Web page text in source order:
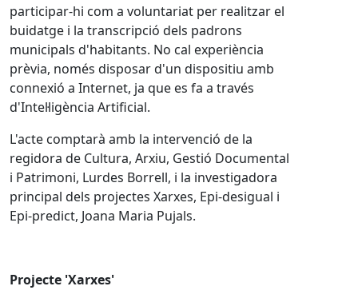
participar-hi com a voluntariat per realitzar el
buidatge i la transcripció dels padrons
municipals d'habitants. No cal experiència
prèvia, només disposar d'un dispositiu amb
connexió a Internet, ja que es fa a través
d'Intel·ligència Artificial.
L'acte comptarà amb la intervenció de la
regidora de Cultura, Arxiu, Gestió Documental
i Patrimoni, Lurdes Borrell, i la investigadora
principal dels projectes Xarxes, Epi-desigual i
Epi-predict, Joana Maria Pujals.
Projecte 'Xarxes'